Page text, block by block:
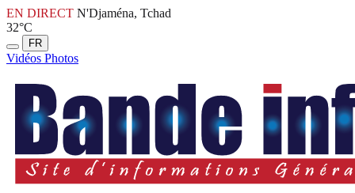
EN DIRECT N'Djaména, Tchad
32°C
FR
Vidéos Photos